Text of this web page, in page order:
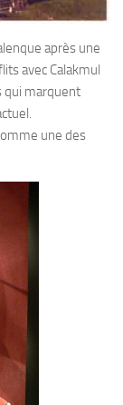
après une
avec Calakmul
qui marquent
une des